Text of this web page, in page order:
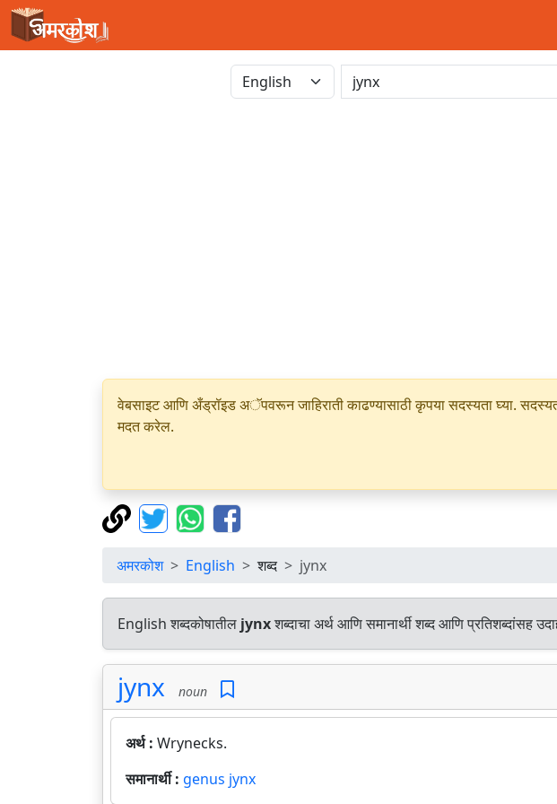
वेबसाइट आणि अँड्रॉइड अॅपवरून जाहिराती काढण्यासाठी कृपया सदस्यता घ्या.
मदत करेल.
अमरकोश English शब्द jynx
English शब्दकोषातील jynxशब्दाचा अर्थ आणि समानार्थी शब्द आणि प्रतिशब्दांसह
jynx noun
अर्थ : Wrynecks.
समानार्थी : genus jynx